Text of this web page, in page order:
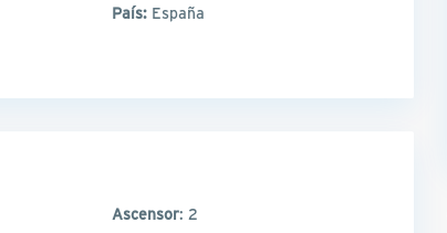
País: España
Ascensor: 2